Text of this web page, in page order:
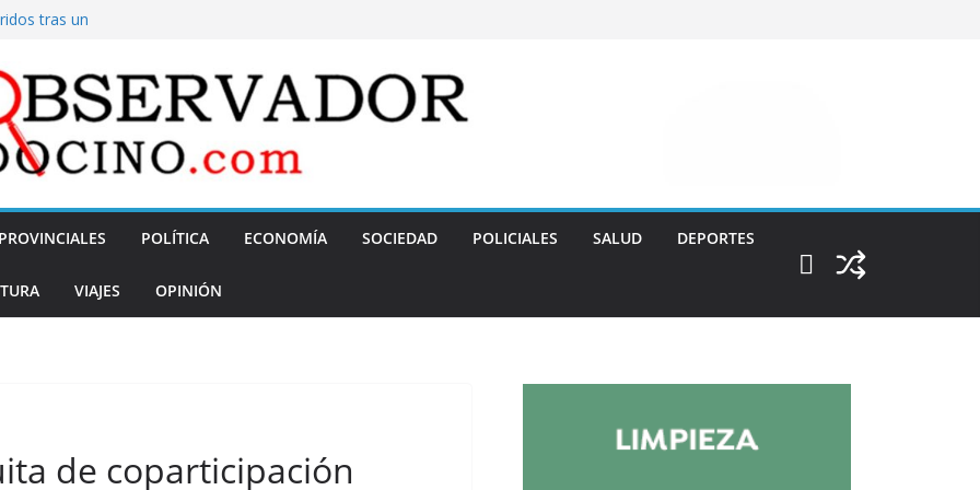
tras un
a hablar de
para sumar
PROVINCIALES POLÍTICA ECONOMÍA SOCIEDAD POLICIALES SALUD DEPORTES
VIAJES OPINIÓN
de coparticipación